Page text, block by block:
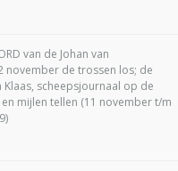
van de Johan van
november de trossen los; de
Klaas, scheepsjournaal op de
mijlen tellen (11 november t/m